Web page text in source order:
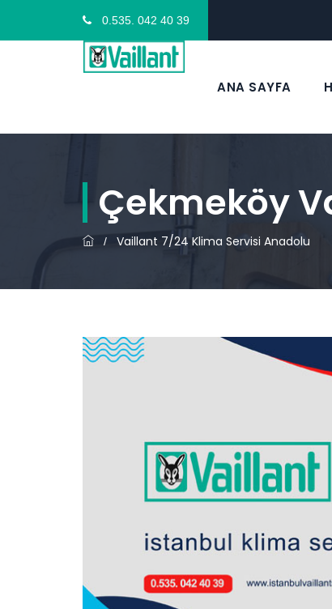
0.535. 042 40 39
ANA SAYFA
Çekmeköy
/ Vaillant 7/24 Klima Servisi Anadolu